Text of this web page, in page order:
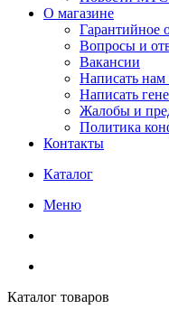
О магазине
Гарантийное
Вопросы и
Вакансии
Написать нам
Написать
Жалобы и
Политика
Контакты
Каталог
Меню
Каталог товаров